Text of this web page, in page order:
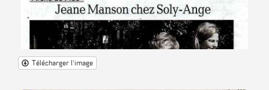
Télécharger l'image